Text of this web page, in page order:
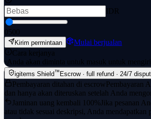
IDR
0500
Kirim permintaan
Mulai berjualan
Cara kerjanya
· Anda akan diminta untuk masuk untuk
igitems Shield™Escrow · full refund · 24/7
Pembayaran ditahan di escrowPembayaran
dan hanya akan diteruskan setelah Anda
Jaminan uang kembali 100%Jika pesanan
atau tidak sesuai deskripsi, Anda mendapatkan